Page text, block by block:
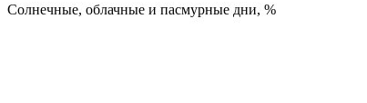
Cолнечные, облачные и пасмурные дни, %